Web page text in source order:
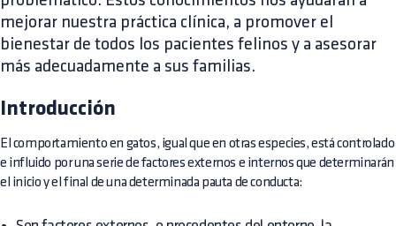
mejorar nuestra práctica clínica, a promover el
bienestar de todos los pacientes felinos y a asesorar
más adecuadamente a sus familias.
Introducción
El comportamiento en gatos, igual que en otras especies, está controlado
e influido por una serie de factores externos e internos que determinarán
el inicio y el final de una determinada pauta de conducta: